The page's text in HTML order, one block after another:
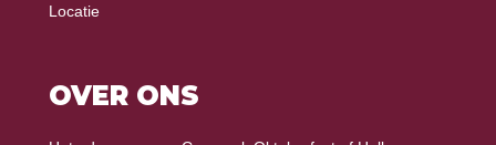
Locatie
OVER ONS